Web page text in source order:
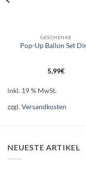
GESCHENKE
Pop-Up Ballon Set
5,99€
inkl. 19 % MwSt.
zzgl.Versandkosten
NEUESTE ARTIKEL